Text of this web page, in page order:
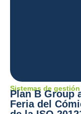
Sistemas de gestión
Plan B Group
Feria del